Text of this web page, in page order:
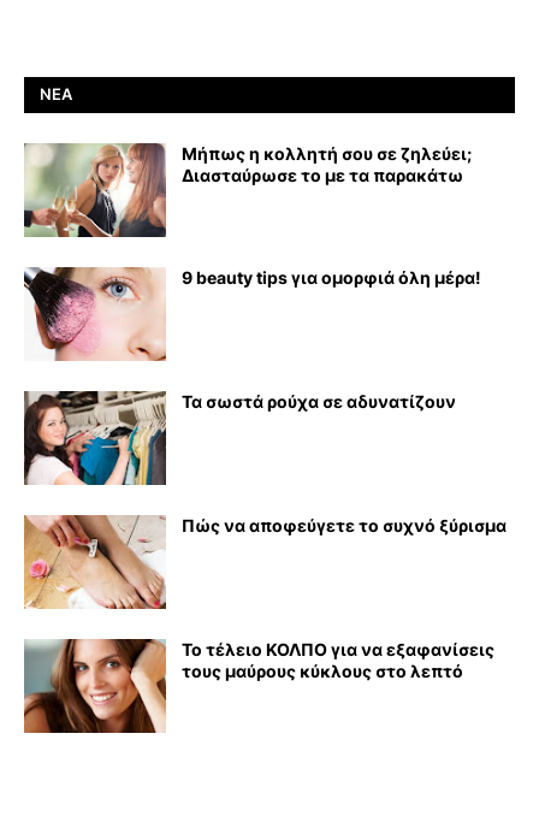
ΝΈΑ
Μήπως η κολλητή σου σε ζηλεύει;
Διασταύρωσε το με τα παρακάτω
9 beauty tips για ομορφιά όλη μέρα!
Τα σωστά ρούχα σε αδυνατίζουν
Πώς να αποφεύγετε το συχνό ξύρισμα
Το τέλειο ΚΟΛΠΟ για να εξαφανίσεις
τους μαύρους κύκλους στο λεπτό